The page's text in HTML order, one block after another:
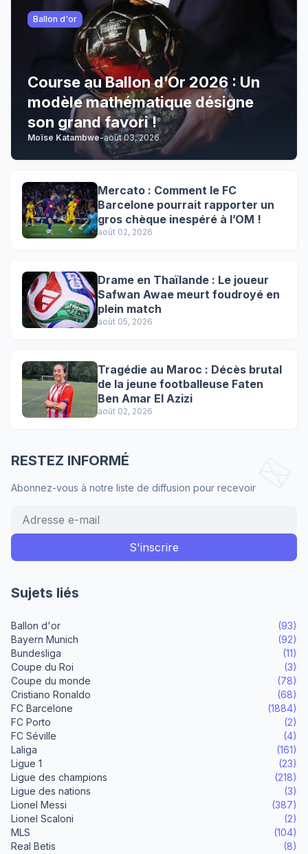
Ballon d'or
Course au Ballon d’Or 2026 : Un
modèle mathématique désigne
son grand favori !
Moïse Katambwe-août 03, 2026
Mercato : Comment le FC
Barcelone pourrait rapporter un
gros chèque inespéré à l’OM !
août 02, 2026
Drame en Thaïlande : Le joueur
Safwan Awae meurt foudroyé en
plein match
août 05, 2026
Tragédie au Maroc : Décès brutal
de la jeune footballeuse Faten
Ben Amar El Azizi
août 02, 2026
RESTEZ INFORMÉ
Abonnez-vous à notre liste de diffusion pour recevoir
Sujets liés
Ballon d'or
(93)
Bayern Munich
(92)
Bundesliga
(11)
Coupe du Roi
(3)
Coupe du monde
(78)
Cristiano Ronaldo
(68)
FC Barcelone
(1884)
FC Porto
(2)
FC Séville
(4)
Laliga
(161)
Ligue 1
(23)
Ligue des champions
(218)
Ligue des nations
(3)
Lionel Messi
(387)
Lionel Scaloni
(2)
MLS
(104)
Real Betis
(8)